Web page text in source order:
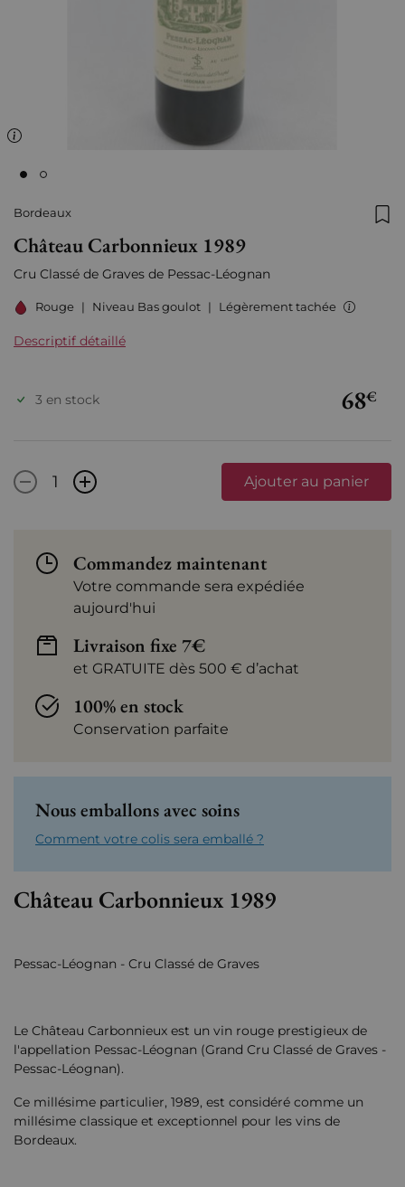
Bordeaux
Château Carbonnieux 1989
Cru Classé de Graves de Pessac-Léognan
Rouge | Niveau Bas goulot | Légèrement tachée
Descriptif détaillé
68€
3 en stock
- + Ajouter au panier
Commandez maintenant
Votre commande sera expédiée
aujourd'hui
Livraison fixe 7€
et GRATUITE dès 500 € d’achat
100% en stock
Conservation parfaite
Nous emballons avec soins
Comment votre colis sera emballé ?
Château Carbonnieux 1989
Pessac-Léognan - Cru Classé de Graves
Le Château Carbonnieux est un vin rouge prestigieux de
l'appellation Pessac-Léognan (Grand Cru Classé de Graves -
Pessac-Léognan).
Ce millésime particulier, 1989, est considéré comme un
millésime classique et exceptionnel pour les vins de
Bordeaux.